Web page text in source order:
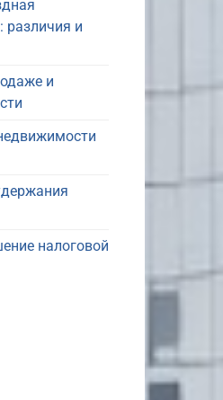
различия и
и
налоговой